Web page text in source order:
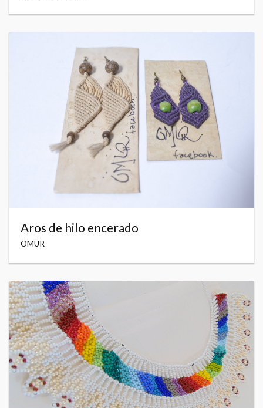
Aros de hilo encerado
ÖMÜR